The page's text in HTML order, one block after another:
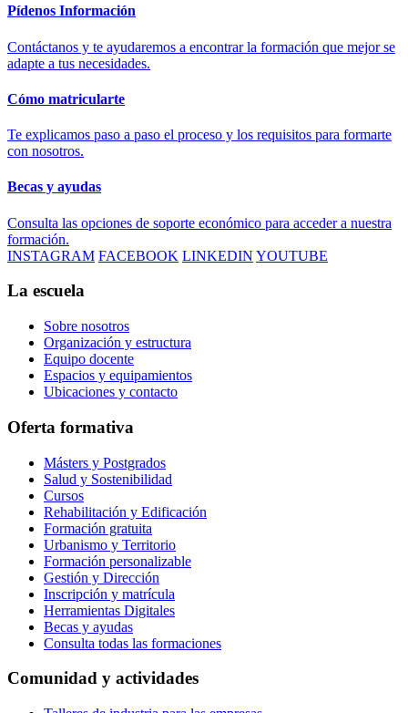
Pídenos Información
Contáctanos y te ayudaremos a encontrar la formación que mejor se
adapte a tus necesidades.
Cómo matricularte
Te explicamos paso a paso el proceso y los requisitos para formarte
con nosotros.
Becas y ayudas
Consulta las opciones de soporte económico para acceder a nuestra
formación.
INSTAGRAM FACEBOOK LINKEDIN YOUTUBE
La escuela
Sobre nosotros
Organización y estructura
Equipo docente
Espacios y equipamientos
Ubicaciones y contacto
Oferta formativa
Másters y Postgrados
Salud y Sostenibilidad
Cursos
Rehabilitación y Edificación
Formación gratuita
Urbanismo y Territorio
Formación personalizable
Gestión y Dirección
Inscripción y matrícula
Herramientas Digitales
Becas y ayudas
Consulta todas las formaciones
Comunidad y actividades